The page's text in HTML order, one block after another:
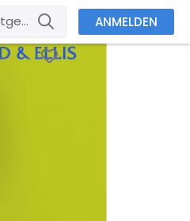
ANMELDEN